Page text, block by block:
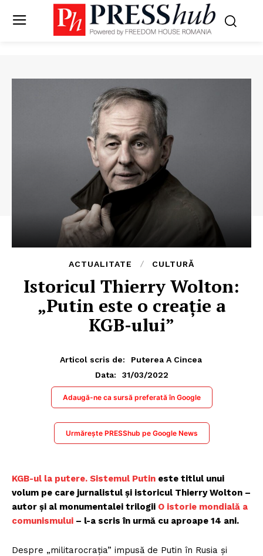
ACTUALITATE CULTURĂ
Istoricul Thierry Wolton:
„Putin este o creație a
KGB-ului”
Articol scris de:
Puterea A Cincea
Data:
31/03/2022
Adaugă-ne ca sursă preferată în Google
Urmărește PRESShub pe Google News
KGB-ul la putere. Sistemul Putin este titlul unui
volum pe care jurnalistul şi istoricul Thierry Wolton –
autor şi al monumentalei trilogii O istorie mondială a
comunismului – l-a scris în urmă cu aproape 14 ani.
Despre „militarocraţia” impusă de Putin în Rusia şi